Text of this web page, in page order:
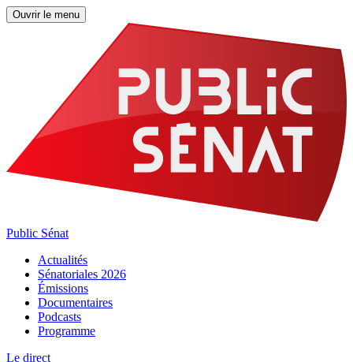
Ouvrir le menu
Public Sénat
Actualités
Sénatoriales 2026
Émissions
Documentaires
Podcasts
Programme
Le direct